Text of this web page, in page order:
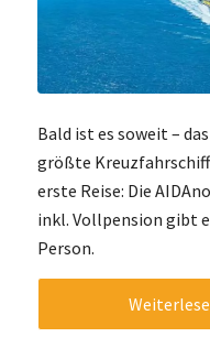
Bald ist es soweit –
größte
erste Reise: Die
inkl. Vollpension gibt
Person.